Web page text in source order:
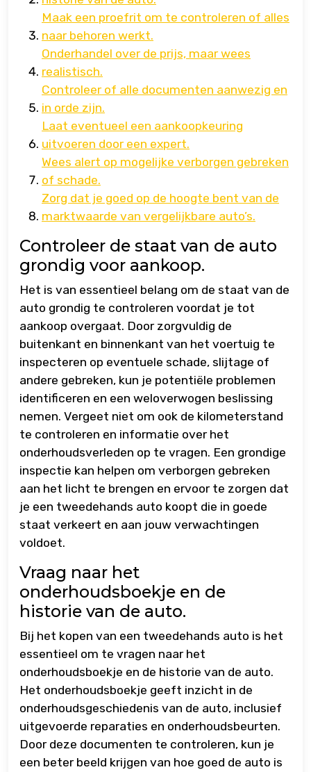
Maak een proefrit om te controleren of alles
naar behoren werkt.
Onderhandel over de prijs, maar wees
realistisch.
Controleer of alle documenten aanwezig en
in orde zijn.
Laat eventueel een aankoopkeuring
uitvoeren door een expert.
Wees alert op mogelijke verborgen gebreken
of schade.
Zorg dat je goed op de hoogte bent van de
marktwaarde van vergelijkbare auto’s.
Controleer de staat van de auto
grondig voor aankoop.
Het is van essentieel belang om de staat van de
auto grondig te controleren voordat je tot
aankoop overgaat. Door zorgvuldig de
buitenkant en binnenkant van het voertuig te
inspecteren op eventuele schade, slijtage of
andere gebreken, kun je potentiële problemen
identificeren en een weloverwogen beslissing
nemen. Vergeet niet om ook de kilometerstand
te controleren en informatie over het
onderhoudsverleden op te vragen. Een grondige
inspectie kan helpen om verborgen gebreken
aan het licht te brengen en ervoor te zorgen dat
je een tweedehands auto koopt die in goede
staat verkeert en aan jouw verwachtingen
voldoet.
Vraag naar het
onderhoudsboekje en de
historie van de auto.
Bij het kopen van een tweedehands auto is het
essentieel om te vragen naar het
onderhoudsboekje en de historie van de auto.
Het onderhoudsboekje geeft inzicht in de
onderhoudsgeschiedenis van de auto, inclusief
uitgevoerde reparaties en onderhoudsbeurten.
Door deze documenten te controleren, kun je
een beter beeld krijgen van hoe goed de auto is